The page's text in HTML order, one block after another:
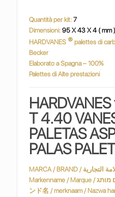
Quantità per kit: 7
Dimensioni:95 X 43 X 4 ( mm )
HARDVANES ® palettes di
Becker
Elaborato a Spagna – 100%
Palettes di Alte prestazioni
T 4.40
PALETAS
PALAS
MARCA / BRAND / اسم العلامة التجارية / имя бренда /
Markenname / Marque / שם מותג / márkanév / marchio / ブラ
ンド名 / merknaam / Nazwa